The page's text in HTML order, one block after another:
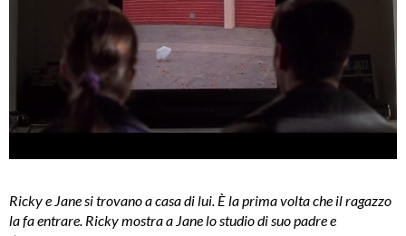
Ricky e Jane si trovano a casa di lui. È la prima volta che il ragazzo
la fa entrare. Ricky mostra a Jane lo studio di suo padre e